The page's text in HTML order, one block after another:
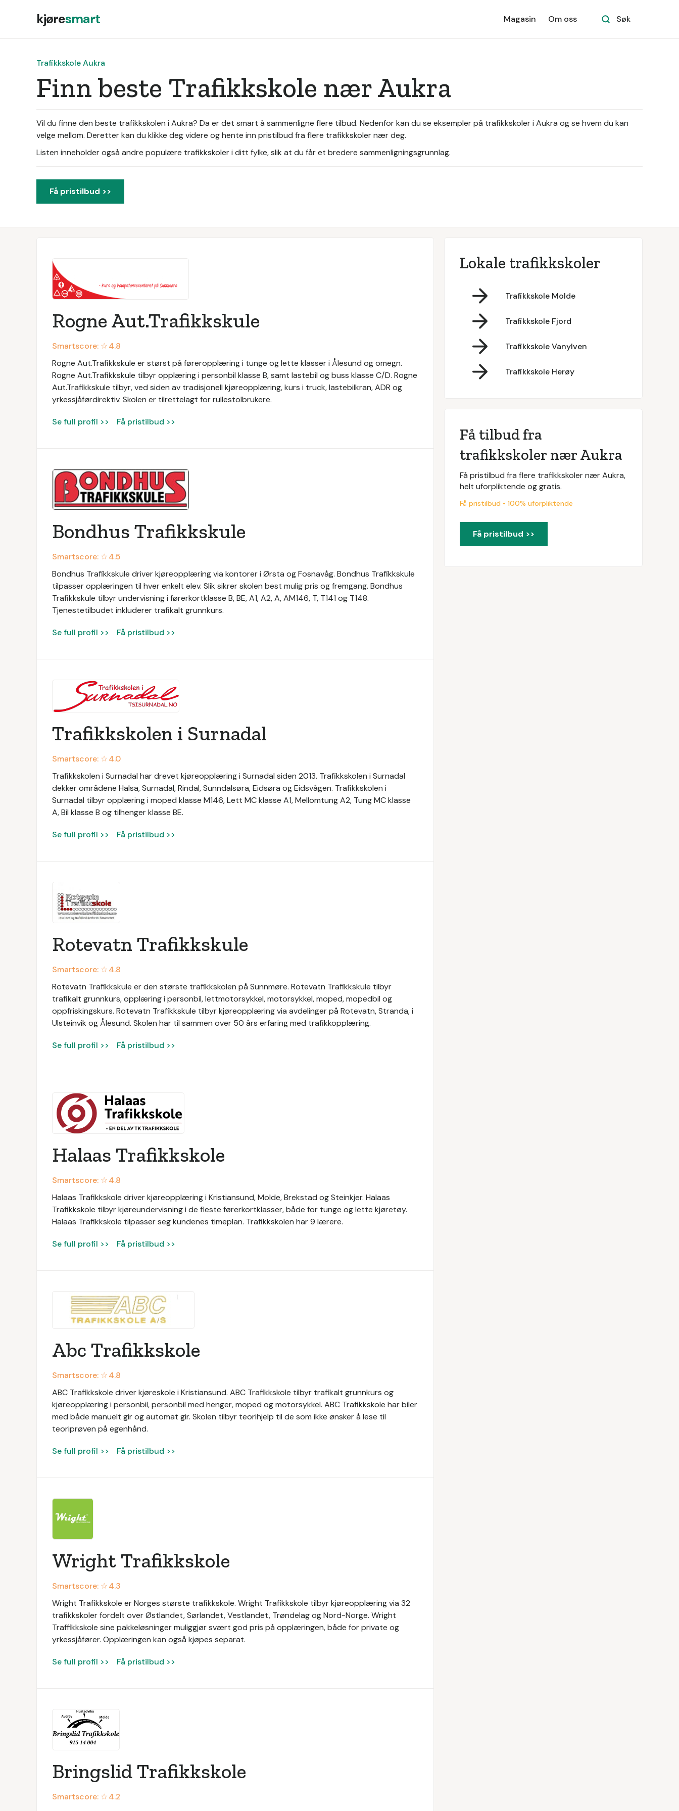
kjøresmart Magasin Om oss Søk
Trafikkskole Aukra
Finn beste Trafikkskole nær Aukra
Vil du finne den beste trafikkskolen i Aukra? Da er det smart å sammenligne flere tilbud. Nedenfor kan du se eksempler på trafikkskoler i Aukra og se hvem du kan
velge mellom. Deretter kan du klikke deg videre og hente inn pristilbud fra flere trafikkskoler nær deg.
Listen inneholder også andre populære trafikkskoler i ditt fylke, slik at du får et bredere sammenligningsgrunnlag.
Få pristilbud >>
Rogne Aut.Trafikkskule
Smartscore: ☆4.8
Rogne Aut.Trafikkskule er størst på føreropplæring i tunge og lette klasser i Ålesund og omegn.
Rogne Aut.Trafikkskule tilbyr opplæring i personbil klasse B, samt lastebil og buss klasse C/D. Rogne
Aut.Trafikkskule tilbyr, ved siden av tradisjonell kjøreopplæring, kurs i truck, lastebilkran, ADR og
yrkessjåførdirektiv. Skolen er tilrettelagt for rullestolbrukere.
Se full profil >> Få pristilbud >>
Bondhus Trafikkskule
Smartscore: ☆4.5
Bondhus Trafikkskule driver kjøreopplæring via kontorer i Ørsta og Fosnavåg. Bondhus Trafikkskule
tilpasser opplæringen til hver enkelt elev. Slik sikrer skolen best mulig pris og fremgang. Bondhus
Trafikkskule tilbyr undervisning i førerkortklasse B, BE, A1, A2, A, AM146, T, T141 og T148.
Tjenestetilbudet inkluderer trafikalt grunnkurs.
Se full profil >> Få pristilbud >>
Trafikkskolen i Surnadal
Smartscore: ☆4.0
Trafikkskolen i Surnadal har drevet kjøreopplæring i Surnadal siden 2013. Trafikkskolen i Surnadal
dekker områdene Halsa, Surnadal, Rindal, Sunndalsøra, Eidsøra og Eidsvågen. Trafikkskolen i
Surnadal tilbyr opplæring i moped klasse M146, Lett MC klasse A1, Mellomtung A2, Tung MC klasse
A, Bil klasse B og tilhenger klasse BE.
Se full profil >> Få pristilbud >>
Rotevatn Trafikkskule
Smartscore: ☆4.8
Rotevatn Trafikkskule er den største trafikkskolen på Sunnmøre. Rotevatn Trafikkskule tilbyr
trafikalt grunnkurs, opplæring i personbil, lettmotorsykkel, motorsykkel, moped, mopedbil og
oppfriskingskurs. Rotevatn Trafikkskule tilbyr kjøreopplæring via avdelinger på Rotevatn, Stranda, i
Ulsteinvik og Ålesund. Skolen har til sammen over 50 års erfaring med trafikkopplæring.
Se full profil >> Få pristilbud >>
Halaas Trafikkskole
Smartscore: ☆4.8
Halaas Trafikkskole driver kjøreopplæring i Kristiansund, Molde, Brekstad og Steinkjer. Halaas
Trafikkskole tilbyr kjøreundervisning i de fleste førerkortklasser, både for tunge og lette kjøretøy.
Halaas Trafikkskole tilpasser seg kundenes timeplan. Trafikkskolen har 9 lærere.
Se full profil >> Få pristilbud >>
Abc Trafikkskole
Smartscore: ☆4.8
ABC Trafikkskole driver kjøreskole i Kristiansund. ABC Trafikkskole tilbyr trafikalt grunnkurs og
kjøreopplæring i personbil, personbil med henger, moped og motorsykkel. ABC Trafikkskole har biler
med både manuelt gir og automat gir. Skolen tilbyr teorihjelp til de som ikke ønsker å lese til
teoriprøven på egenhånd.
Se full profil >> Få pristilbud >>
Wright Trafikkskole
Smartscore: ☆4.3
Wright Trafikkskole er Norges største trafikkskole. Wright Trafikkskole tilbyr kjøreopplæring via 32
trafikkskoler fordelt over Østlandet, Sørlandet, Vestlandet, Trøndelag og Nord-Norge. Wright
Traffikkskole sine pakkeløsninger muliggjør svært god pris på opplæringen, både for private og
yrkessjåfører. Opplæringen kan også kjøpes separat.
Se full profil >> Få pristilbud >>
Bringslid Trafikkskole
Smartscore: ☆4.2
Lokale trafikkskoler
Trafikkskole Molde
Trafikkskole Fjord
Trafikkskole Vanylven
Trafikkskole Herøy
Få tilbud fra
trafikkskoler nær Aukra
Få pristilbud fra flere trafikkskoler nær Aukra,
helt uforpliktende og gratis.
Få pristilbud • 100% uforpliktende
Få pristilbud >>